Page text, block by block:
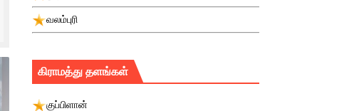
வலம்புரி
கிராமத்து தளங்கள்
குப்பிளான்